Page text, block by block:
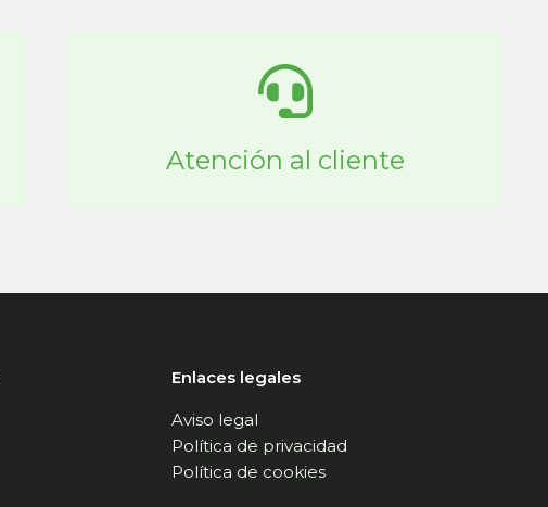
Atención al cliente
Enlaces legales
Aviso legal
Política de privacidad
Política de cookies